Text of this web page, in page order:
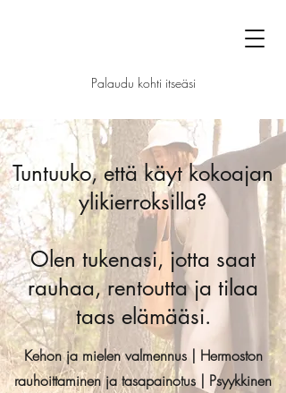
Palaudu kohti itseäsi
Tuntuuko, että käyt kokoajan
ylikierroksilla?
Olen tukenasi, jotta saat
rauhaa, rentoutta ja tilaa
taas elämääsi.
Kehon ja mielen valmennus | Hermoston
rauhoittaminen ja tasapainotus | Psyykkinen